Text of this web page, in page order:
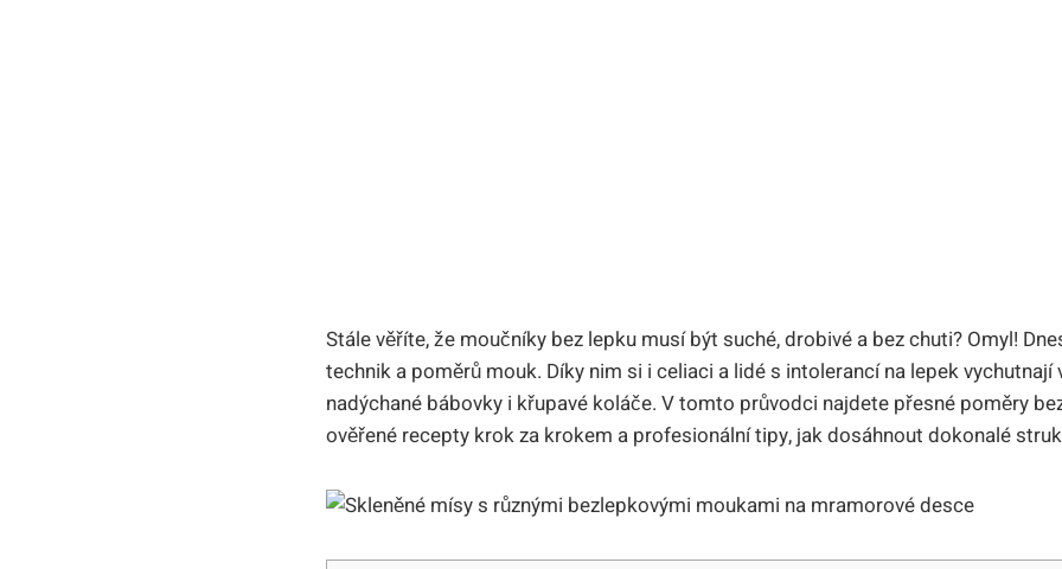
Stále věříte, že moučníky bez lepku musí být suché, drobivé a bez chuti? Omyl!
technik a poměrů mouk. Díky nim si i celiaci a lidé s intolerancí na lepek vychutnají
nadýchané bábovky i křupavé koláče. V tomto průvodci najdete přesné poměry
ověřené recepty krok za krokem a profesionální tipy, jak dosáhnout dokonalé